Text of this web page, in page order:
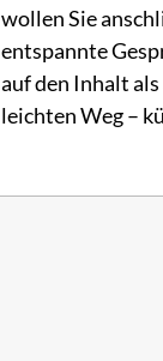
wollen Sie
entspannte
auf den Inhalt
leichten Weg –